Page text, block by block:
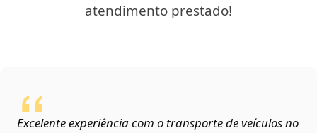
atendimento prestado!
Excelente experiência com o transporte de veículos no